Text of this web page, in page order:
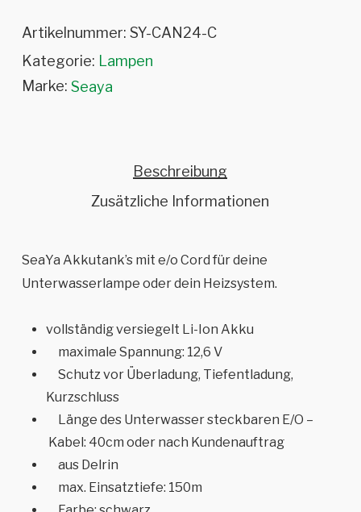
Artikelnummer: SY-CAN24-C
Kategorie: Lampen
Marke: Seaya
Beschreibung
Zusätzliche Informationen
SeaYa Akkutank’s mit e/o Cord für deine
Unterwasserlampe oder dein Heizsystem.
vollständig versiegelt Li-Ion Akku
maximale Spannung: 12,6 V
Schutz vor Überladung, Tiefentladung,
Kurzschluss
Länge des Unterwasser steckbaren E/O –
Kabel: 40cm oder nach Kundenauftrag
aus Delrin
max. Einsatztiefe: 150m